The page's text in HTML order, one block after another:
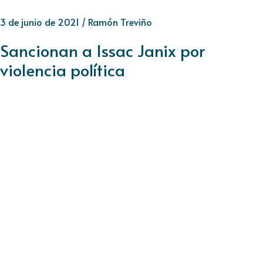
3 de junio de 2021 / Ramón Treviño
Sancionan a Issac Janix por
violencia política